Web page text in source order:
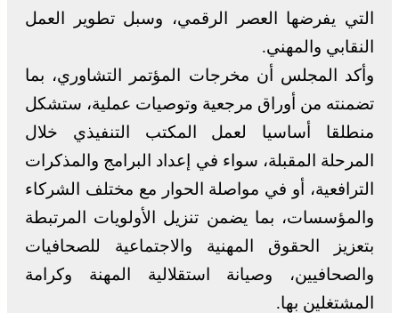
التي يفرضها العصر الرقمي، وسبل تطوير العمل
النقابي والمهني.
وأكد المجلس أن مخرجات المؤتمر التشاوري، بما
تضمنته من أوراق مرجعية وتوصيات عملية، ستشكل
منطلقا أساسيا لعمل المكتب التنفيذي خلال
المرحلة المقبلة، سواء في إعداد البرامج والمذكرات
الترافعية، أو في مواصلة الحوار مع مختلف الشركاء
والمؤسسات، بما يضمن تنزيل الأولويات المرتبطة
بتعزيز الحقوق المهنية والاجتماعية للصحافيات
والصحافيين، وصيانة استقلالية المهنة وكرامة
المشتغلين بها.